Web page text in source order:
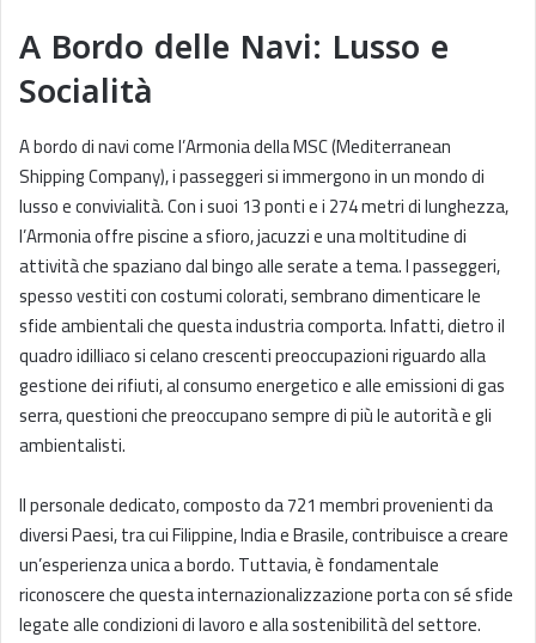
A Bordo delle Navi: Lusso e
Socialità
A bordo di navi come l’Armonia della MSC (Mediterranean
Shipping Company), i passeggeri si immergono in un mondo di
lusso e convivialità. Con i suoi 13 ponti e i 274 metri di lunghezza,
l’Armonia offre piscine a sfioro, jacuzzi e una moltitudine di
attività che spaziano dal bingo alle serate a tema. I passeggeri,
spesso vestiti con costumi colorati, sembrano dimenticare le
sfide ambientali che questa industria comporta. Infatti, dietro il
quadro idilliaco si celano crescenti preoccupazioni riguardo alla
gestione dei rifiuti, al consumo energetico e alle emissioni di gas
serra, questioni che preoccupano sempre di più le autorità e gli
ambientalisti.
Il personale dedicato, composto da 721 membri provenienti da
diversi Paesi, tra cui Filippine, India e Brasile, contribuisce a creare
un’esperienza unica a bordo. Tuttavia, è fondamentale
riconoscere che questa internazionalizzazione porta con sé sfide
legate alle condizioni di lavoro e alla sostenibilità del settore.